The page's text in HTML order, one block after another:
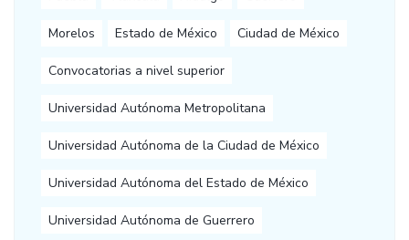
Morelos Estado de México Ciudad de México
Convocatorias a nivel superior
Universidad Autónoma Metropolitana
Universidad Autónoma de la Ciudad de México
Universidad Autónoma del Estado de México
Universidad Autónoma de Guerrero